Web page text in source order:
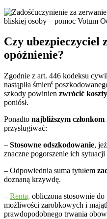
Czy ubezpieczyciel
opóźnienie?
Zgodnie z art. 446 kodeksu
nastąpiła śmierć
szkody powinien zwrócić
poniósł.
Ponadto najbliższym
przysługiwać:
– Stosowne odszkodowanie,
znaczne pogorszenie ich
– Odpowiednia suma tytułem
doznaną krzywdę.
– Renta, obliczona stosownie
możliwości zarobkowych i
prawdopodobnego trwania